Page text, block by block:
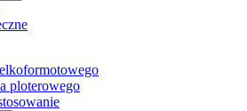
ploterowego